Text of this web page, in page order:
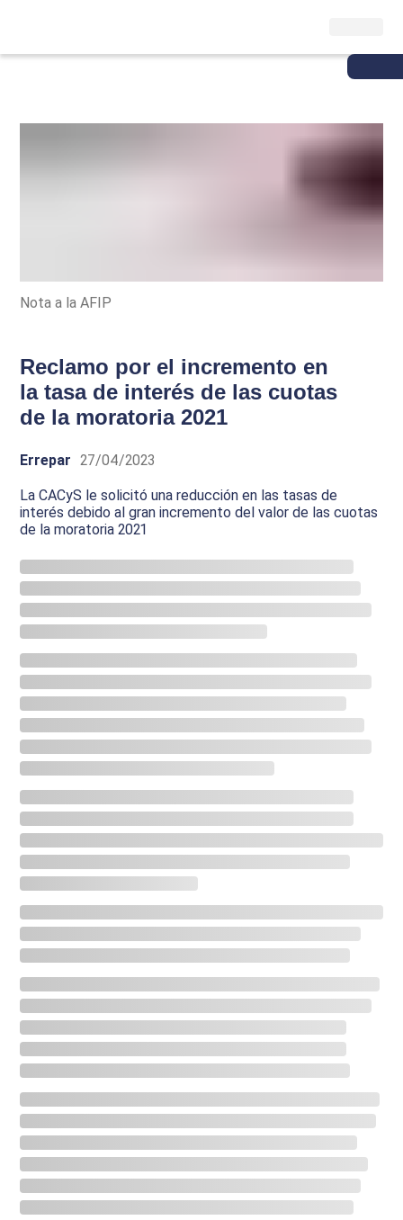
Nota a la AFIP
Reclamo por el incremento en
la tasa de interés de las cuotas
de la moratoria 2021
Errepar 27/04/2023
La CACyS le solicitó una reducción en las tasas de
interés debido al gran incremento del valor de las cuotas
de la moratoria 2021